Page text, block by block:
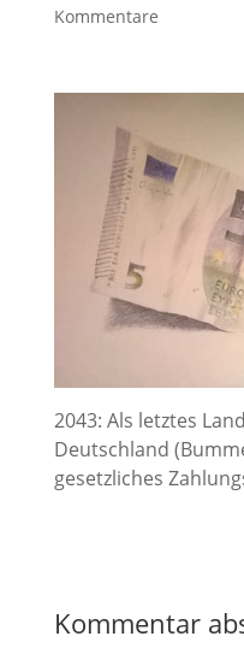
Kommentare
2043: Als letztes
Deutschland
gesetzliches
Kommentar